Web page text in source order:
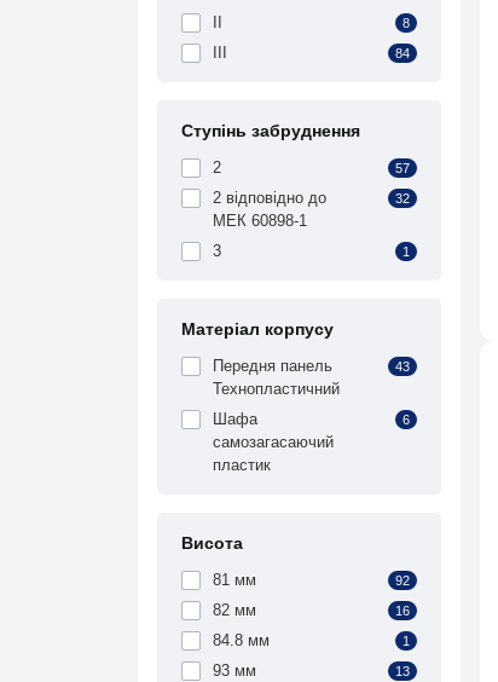
8
84
Ступінь забруднення
2 57
2 відповідно до
МЕК 60898-1
32
3 1
Матеріал корпусу
Передня панель
Технопластичний
43
Шафа
самозагасаючий
пластик
6
Висота
81 мм 92
82 мм 16
84.8 мм 1
93 мм 13